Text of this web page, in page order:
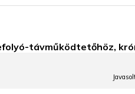
távműködtetőhöz,